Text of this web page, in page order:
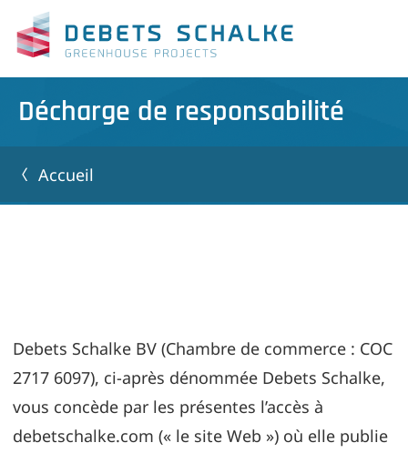
Décharge de responsabilité
Accueil
Debets Schalke BV (Chambre de commerce : COC
2717 6097), ci-après dénommée Debets Schalke,
vous concède par les présentes l’accès à
debetschalke.com (« le site Web ») où elle publie